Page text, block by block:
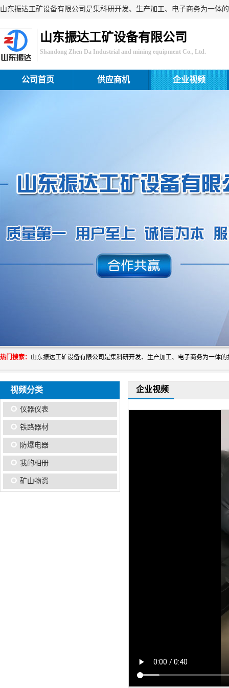
山东振达工矿设备有限公司
Shandong Zhen Da Industrial and mining equipment Co., Ltd.
公司首页 供应商机 企业视频
热门搜索：
视频分类
仪器仪表
铁路器材
防爆电器
我的相册
矿山物资
企业视频